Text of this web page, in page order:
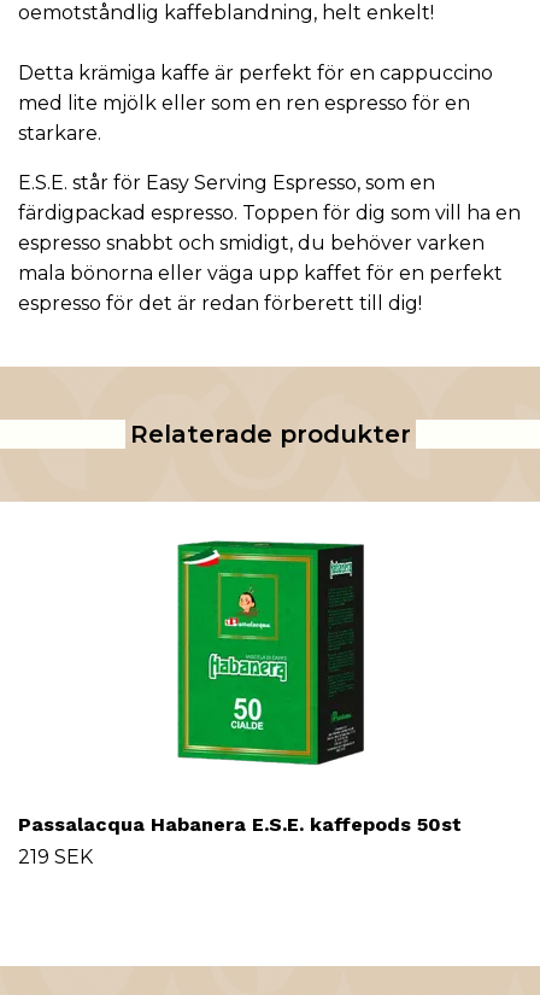
oemotståndlig kaffeblandning, helt enkelt!
Detta krämiga kaffe är perfekt för en cappuccino
med lite mjölk eller som en ren espresso för en
starkare.
E.S.E. står för Easy Serving Espresso, som en
färdigpackad espresso. Toppen för dig som vill ha en
espresso snabbt och smidigt, du behöver varken
mala bönorna eller väga upp kaffet för en perfekt
espresso för det är redan förberett till dig!
Relaterade produkter
Passalacqua Habanera E.S.E. kaffepods 50st
219 SEK